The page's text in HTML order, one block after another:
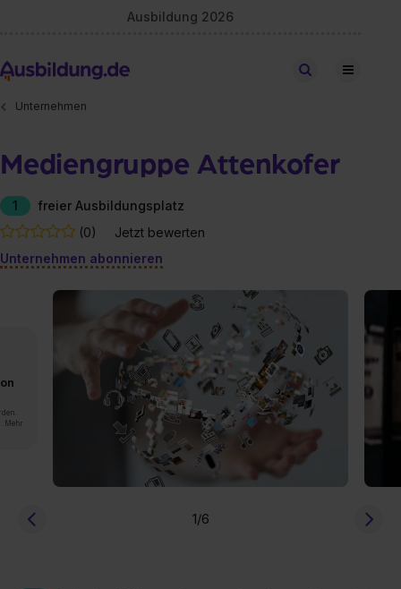
Ausbildung 2026
Stellen finden
Unternehmen
Mediengruppe Attenkofer
1
freier Ausbildungsplatz
(0)
Jetzt bewerten
Unternehmen abonnieren
Mehr
1/6